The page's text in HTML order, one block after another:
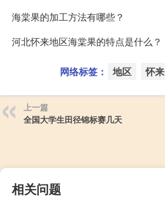
海棠果的加工方法有哪些？
河北怀来地区海棠果的特点是什么？
网络标签： 地区 怀来
上一篇
全国大学生田径锦标赛几天
相关问题